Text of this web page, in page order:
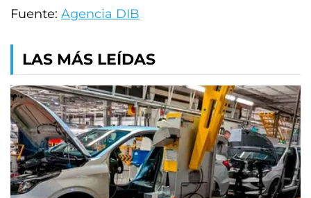
Fuente: Agencia DIB
LAS MÁS LEÍDAS